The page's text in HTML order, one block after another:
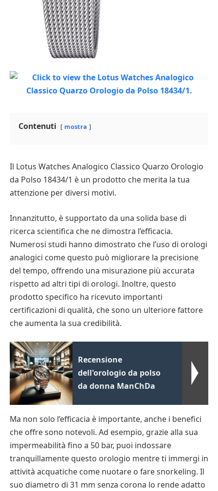
Contenuti mostra
Il Lotus Watches Analogico Classico Quarzo Orologio
da Polso 18434/1 è un prodotto che merita la tua
attenzione per diversi motivi.
Innanzitutto, è supportato da una solida base di
ricerca scientifica che ne dimostra l’efficacia.
Numerosi studi hanno dimostrato che l’uso di orologi
analogici come questo può migliorare la precisione
del tempo, offrendo una misurazione più accurata
rispetto ad altri tipi di orologi. Inoltre, questo
prodotto specifico ha ricevuto importanti
certificazioni di qualità, che sono un ulteriore fattore
che aumenta la sua credibilità.
Recensione
dell'orologio da polso
da donna ManChDa
Ma non solo l’efficacia è importante, anche i benefici
che offre sono notevoli. Ad esempio, grazie alla sua
impermeabilità fino a 50 bar, puoi indossare
tranquillamente questo orologio mentre ti immergi in
attività acquatiche come nuotare o fare snorkeling. Il
suo diametro di 31 mm senza corona lo rende adatto